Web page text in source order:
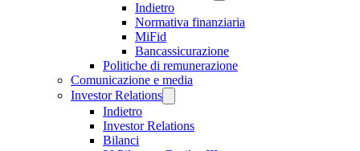
Indietro
Normativa finanziaria
MiFid
Bancassicurazione
Politiche di remunerazione
Comunicazione e media
Investor Relations
Indietro
Investor Relations
Bilanci